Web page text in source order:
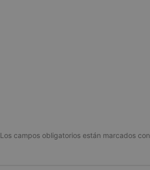
Los campos obligatorios están marcados con